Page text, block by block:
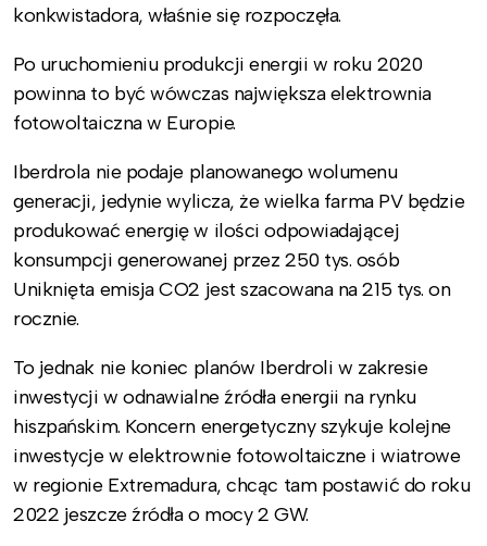
konkwistadora, właśnie się rozpoczęła.
Po uruchomieniu produkcji energii w roku 2020
powinna to być wówczas największa elektrownia
fotowoltaiczna w Europie.
Iberdrola nie podaje planowanego wolumenu
generacji, jedynie wylicza, że wielka farma PV będzie
produkować energię w ilości odpowiadającej
konsumpcji generowanej przez 250 tys. osób
Uniknięta emisja CO2 jest szacowana na 215 tys. on
rocznie.
To jednak nie koniec planów Iberdroli w zakresie
inwestycji w odnawialne źródła energii na rynku
hiszpańskim. Koncern energetyczny szykuje kolejne
inwestycje w elektrownie fotowoltaiczne i wiatrowe
w regionie Extremadura, chcąc tam postawić do roku
2022 jeszcze źródła o mocy 2 GW.